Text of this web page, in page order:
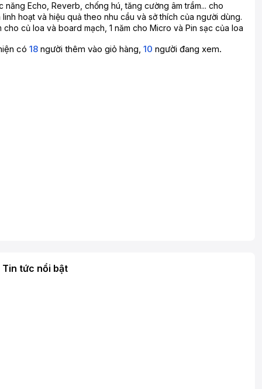
năng Echo, Reverb, chống hú, tăng cường âm trầm... cho
hoạt và hiệu quả theo nhu cầu và sở thích của người dùng.
cho củ loa và board mạch, 1 năm cho Micro và Pin sạc của loa
có 18 người thêm vào giỏ hàng, 10 người đang xem.
Tin tức nổi bật